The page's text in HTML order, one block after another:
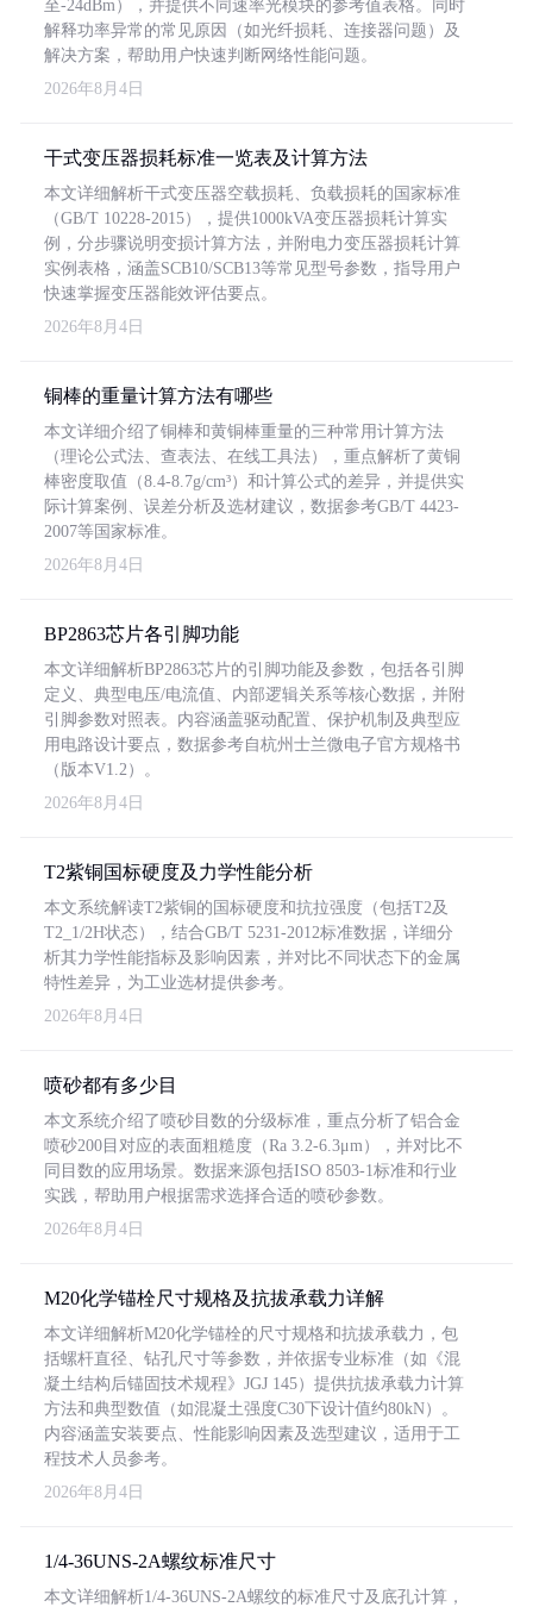
至-24dBm），并提供不同速率光模块的参考值表格。同时
解释功率异常的常见原因（如光纤损耗、连接器问题）及
解决方案，帮助用户快速判断网络性能问题。
2026年8月4日
干式变压器损耗标准一览表及计算方法
本文详细解析干式变压器空载损耗、负载损耗的国家标准
（GB/T 10228-2015），提供1000kVA变压器损耗计算实
例，分步骤说明变损计算方法，并附电力变压器损耗计算
实例表格，涵盖SCB10/SCB13等常见型号参数，指导用户
快速掌握变压器能效评估要点。
2026年8月4日
铜棒的重量计算方法有哪些
本文详细介绍了铜棒和黄铜棒重量的三种常用计算方法
（理论公式法、查表法、在线工具法），重点解析了黄铜
棒密度取值（8.4-8.7g/cm³）和计算公式的差异，并提供实
际计算案例、误差分析及选材建议，数据参考GB/T 4423-
2007等国家标准。
2026年8月4日
BP2863芯片各引脚功能
本文详细解析BP2863芯片的引脚功能及参数，包括各引脚
定义、典型电压/电流值、内部逻辑关系等核心数据，并附
引脚参数对照表。内容涵盖驱动配置、保护机制及典型应
用电路设计要点，数据参考自杭州士兰微电子官方规格书
（版本V1.2）。
2026年8月4日
T2紫铜国标硬度及力学性能分析
本文系统解读T2紫铜的国标硬度和抗拉强度（包括T2及
T2_1/2H状态），结合GB/T 5231-2012标准数据，详细分
析其力学性能指标及影响因素，并对比不同状态下的金属
特性差异，为工业选材提供参考。
2026年8月4日
喷砂都有多少目
本文系统介绍了喷砂目数的分级标准，重点分析了铝合金
喷砂200目对应的表面粗糙度（Ra 3.2-6.3μm），并对比不
同目数的应用场景。数据来源包括ISO 8503-1标准和行业
实践，帮助用户根据需求选择合适的喷砂参数。
2026年8月4日
M20化学锚栓尺寸规格及抗拔承载力详解
本文详细解析M20化学锚栓的尺寸规格和抗拔承载力，包
括螺杆直径、钻孔尺寸等参数，并依据专业标准（如《混
凝土结构后锚固技术规程》JGJ 145）提供抗拔承载力计算
方法和典型数值（如混凝土强度C30下设计值约80kN）。
内容涵盖安装要点、性能影响因素及选型建议，适用于工
程技术人员参考。
2026年8月4日
1/4-36UNS-2A螺纹标准尺寸
本文详细解析1/4-36UNS-2A螺纹的标准尺寸及底孔计算，